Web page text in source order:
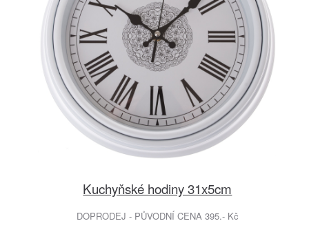
Kuchyňské hodiny 31x5cm
DOPRODEJ - PŮVODNÍ CENA 395.- Kč